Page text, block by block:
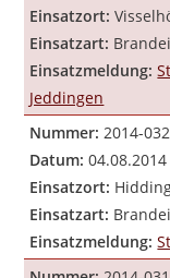
Einsatzort:
Einsatzart:
Einsatzmeldung:
Jeddingen
Nummer: 2014-
Datum:
Einsatzort:
Einsatzart:
Einsatzmeldung: